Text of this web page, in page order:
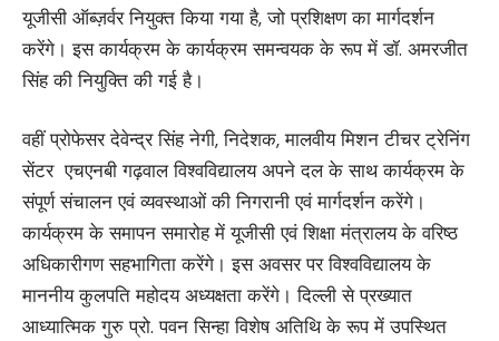
यूजीसी ऑब्ज़र्वर नियुक्त किया गया है, जो प्रशिक्षण का मार्गदर्शन
करेंगे। इस कार्यक्रम के कार्यक्रम समन्वयक के रूप में डॉ. अमरजीत
सिंह की नियुक्ति की गई है।
वहीं प्रोफेसर देवेन्द्र सिंह नेगी, निदेशक, मालवीय मिशन टीचर ट्रेनिंग
सेंटर एचएनबी गढ़वाल विश्वविद्यालय अपने दल के साथ कार्यक्रम के
संपूर्ण संचालन एवं व्यवस्थाओं की निगरानी एवं मार्गदर्शन करेंगे।
कार्यक्रम के समापन समारोह में यूजीसी एवं शिक्षा मंत्रालय के वरिष्ठ
अधिकारीगण सहभागिता करेंगे। इस अवसर पर विश्वविद्यालय के
माननीय कुलपति महोदय अध्यक्षता करेंगे। दिल्ली से प्रख्यात
आध्यात्मिक गुरु प्रो. पवन सिन्हा विशेष अतिथि के रूप में उपस्थित